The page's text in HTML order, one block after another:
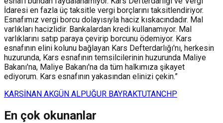
İdaresi en fazla üç taksitle vergi borçlarını taksitlendiriyor.
Esnafımız vergi borcu dolayısıyla haciz kıskacındadır. Mal
varlıkları hacizlidir. Bankalardan kredi kullanamıyor. Mal
varlıklarını satıp paraya çevirip borcunu ödemiyor. Kars
esnafının elini kolunu bağlayan Kars Defterdarlığı'nı, herkesin
huzurunda, Kars esnafının temsilcilerinin huzurunda Maliye
Bakanı'na, Maliye Bakanı'na da tüm halkımıza şikayet
ediyorum. Kars esnafının yakasından elinizi çekin.”
KARSİNAN AKGÜN ALPUĞUR BAYRAKTUTANCHP
En çok okunanlar